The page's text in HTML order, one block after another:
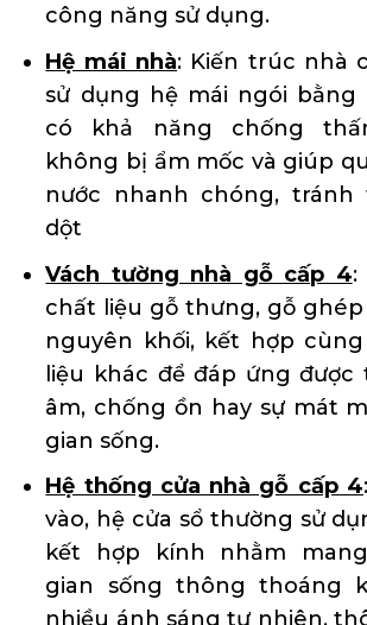
công năng sử dụng.
Hệ mái nhà: Kiến trúc nhà
sử dụng hệ mái ngói bằng
có khả năng chống
không bị ẩm mốc và giúp
nước nhanh chóng,
dột
Vách tường nhà gỗ cấp 4:
chất liệu gỗ thưng, gỗ
nguyên khối, kết hợp
liệu khác để đáp ứng được
âm, chống ồn hay sự mát
gian sống.
Hệ thống cửa nhà gỗ cấp 4
vào, hệ cửa sổ thường sử
kết hợp kính nhằm
gian sống thông thoáng
nhiều ánh sáng tự nhiên,